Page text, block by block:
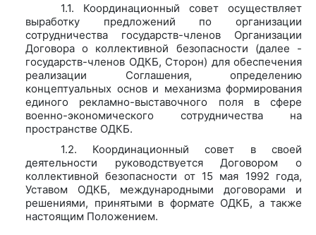
1.1. Координационный совет осуществляет
выработку предложений по организации
сотрудничества государств-членов Организации
Договора о коллективной безопасности (далее -
государств-членов ОДКБ, Сторон) для обеспечения
реализации Соглашения, определению
концептуальных основ и механизма формирования
единого рекламно-выставочного поля в сфере
военно-экономического сотрудничества на
пространстве ОДКБ.
1.2. Координационный совет в своей
деятельности руководствуется Договором о
коллективной безопасности от 15 мая 1992 года,
Уставом ОДКБ, международными договорами и
решениями, принятыми в формате ОДКБ, а также
настоящим Положением.